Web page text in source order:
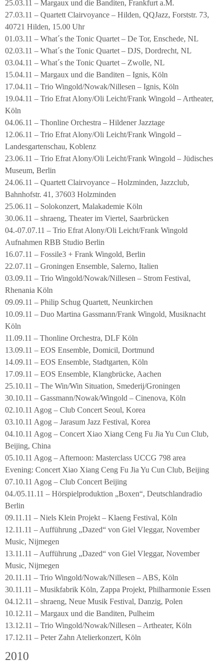
25.03.11 – Margaux und die Banditen, Frankfurt a.M.
27.03.11 – Quartett Clairvoyance – Hilden, QQJazz, Forststr. 73,
40721 Hilden, 15.00 Uhr
01.03.11 – What´s the Tonic Quartet – De Tor, Enschede, NL
02.03.11 – What´s the Tonic Quartet – DJS, Dordrecht, NL
03.04.11 – What´s the Tonic Quartet – Zwolle, NL
15.04.11 – Margaux und die Banditen – Ignis, Köln
17.04.11 – Trio Wingold/Nowak/Nillesen – Ignis, Köln
19.04.11 – Trio Efrat Alony/Oli Leicht/Frank Wingold – Artheater,
Köln
04.06.11 – Thonline Orchestra – Hildener Jazztage
12.06.11 – Trio Efrat Alony/Oli Leicht/Frank Wingold –
Landesgartenschau, Koblenz
23.06.11 – Trio Efrat Alony/Oli Leicht/Frank Wingold – Jüdisches
Museum, Berlin
24.06.11 – Quartett Clairvoyance – Holzminden, Jazzclub,
Bahnhofstr. 41, 37603 Holzminden
25.06.11 – Solokonzert, Malakademie Köln
30.06.11 – shraeng, Theater im Viertel, Saarbrücken
04.-07.07.11 – Trio Efrat Alony/Oli Leicht/Frank Wingold
Aufnahmen RBB Studio Berlin
16.07.11 – Fossile3 + Frank Wingold, Berlin
22.07.11 – Groningen Ensemble, Salerno, Italien
03.09.11 – Trio Wingold/Nowak/Nillesen – Strom Festival,
Rhenania Köln
09.09.11 – Philip Schug Quartett, Neunkirchen
10.09.11 – Duo Martina Gassmann/Frank Wingold, Musiknacht
Köln
11.09.11 – Thonline Orchestra, DLF Köln
13.09.11 – EOS Ensemble, Domicil, Dortmund
14.09.11 – EOS Ensemble, Stadtgarten, Köln
17.09.11 – EOS Ensemble, Klangbrücke, Aachen
25.10.11 – The Win/Win Situation, Smederij/Groningen
30.10.11 – Gassmann/Nowak/Wingold – Cinenova, Köln
02.10.11 Agog – Club Concert Seoul, Korea
03.10.11 Agog – Jarasum Jazz Festival, Korea
04.10.11 Agog – Concert Xiao Xiang Ceng Fu Jia Yu Cun Club,
Beijing, China
05.10.11 Agog – Afternoon: Masterclass UCCG 798 area
Evening: Concert Xiao Xiang Ceng Fu Jia Yu Cun Club, Beijing
07.10.11 Agog – Club Concert Beijing
04./05.11.11 – Hörspielproduktion „Boxen“, Deutschlandradio
Berlin
09.11.11 – Niels Klein Projekt – Klaeng Festival, Köln
12.11.11 – Aufführung „Dazed“ von Giel Vleggar, November
Music, Nijmegen
13.11.11 – Aufführung „Dazed“ von Giel Vleggar, November
Music, Nijmegen
20.11.11 – Trio Wingold/Nowak/Nillesen – ABS, Köln
30.11.11 – Musikfabrik Köln, Zappa Projekt, Philharmonie Essen
04.12.11 – shraeng, Neue Musik Festival, Danzig, Polen
10.12.11 – Margaux und die Banditen, Pulheim
13.12.11 – Trio Wingold/Nowak/Nillesen – Artheater, Köln
17.12.11 – Peter Zahn Atelierkonzert, Köln
2010